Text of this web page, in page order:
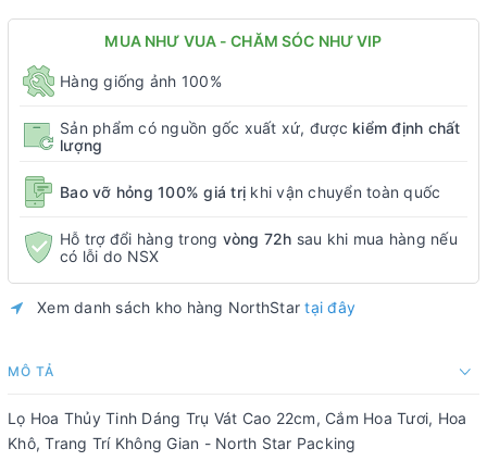
MUA NHƯ VUA - CHĂM SÓC NHƯ VIP
Hàng giống ảnh 100%
Sản phẩm có nguồn gốc xuất xứ, được kiểm định chất
lượng
Bao vỡ hỏng 100% giá trị khi vận chuyển toàn quốc
Hỗ trợ đổi hàng trong vòng 72h sau khi mua hàng nếu
có lỗi do NSX
Xem danh sách kho hàng NorthStartại đây
MÔ TẢ
Lọ Hoa Thủy Tinh Dáng Trụ Vát Cao 22cm, Cắm Hoa Tươi, Hoa
Khô, Trang Trí Không Gian - North Star Packing